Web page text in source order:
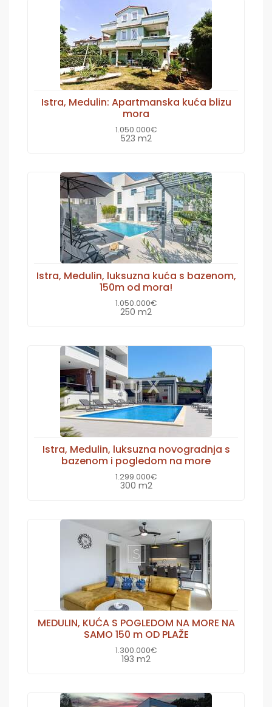
Istra, Medulin: Apartmanska kuća blizu
mora
1.050.000€
523 m2
Istra, Medulin, luksuzna kuća s bazenom,
150m od mora!
1.050.000€
250 m2
Istra, Medulin, luksuzna novogradnja s
bazenom i pogledom na more
1.299.000€
300 m2
MEDULIN, KUĆA S POGLEDOM NA MORE NA
SAMO 150 m OD PLAŽE
1.300.000€
193 m2